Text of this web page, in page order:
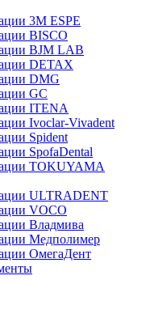
3M ESPE
BISCO
BJM LAB
DETAX
DMG
GC
ITENA
Ivoclar-Vivadent
Spident
SpofaDental
TOKUYAMA
ULTRADENT
VOCO
Владмива
Медполимер
ОмегаДент